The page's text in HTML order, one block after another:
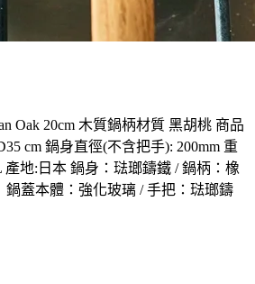
Oak 20cm 木質鍋柄材質 黑胡桃 商品
cm 鍋身直徑(不含把手): 200mm 重
產地:日本 鍋身：琺瑯鑄鐵 / 鍋柄：橡
鍋蓋本體：強化玻璃 / 手把：琺瑯鑄